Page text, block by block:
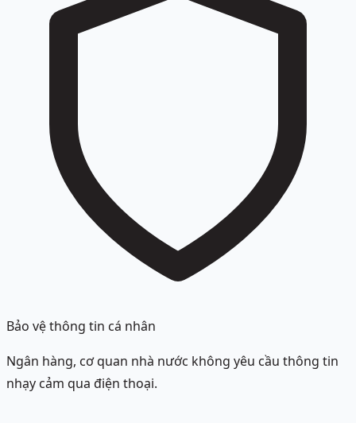
Bảo vệ thông tin cá nhân
Ngân hàng, cơ quan nhà nước không yêu cầu thông tin
nhạy cảm qua điện thoại.